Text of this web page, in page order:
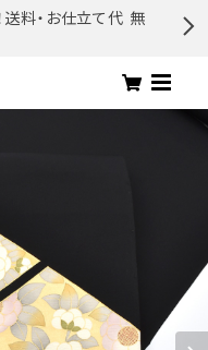
料・お仕立て代 無